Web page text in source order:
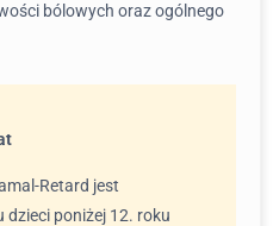
bólowych oraz ogólnego
Retard jest
dzieci poniżej 12. roku